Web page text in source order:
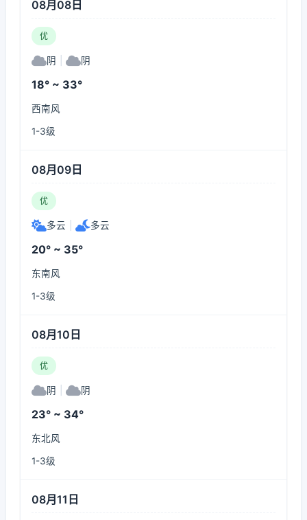
08月08日
优
阴 阴
18° ~ 33°
西南风
1-3级
08月09日
优
多云 多云
20° ~ 35°
东南风
1-3级
08月10日
优
阴 阴
23° ~ 34°
东北风
1-3级
08月11日